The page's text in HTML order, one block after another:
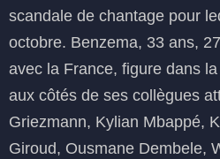
scandale de chantage pour
octobre. Benzema, 33 ans,
avec la France, figure dans
aux côtés de ses collègues
Griezmann, Kylian Mbappé,
Giroud, Ousmane Dembele,